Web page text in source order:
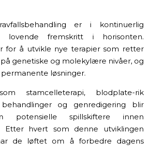
er i kontinuerlig
lovende fremskritt i horisonten.
for å utvikle nye terapier som retter
genetiske og molekylære nivåer, og
løsninger.
stamcelleterapi, blodplate-rik
og genredigering blir
potensielle spillskiftere innen
Etter hvert som denne utviklingen
de løftet om å forbedre dagens